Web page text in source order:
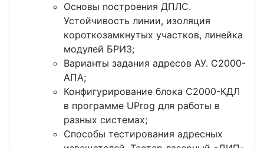
Основы построения ДПЛС.
Устойчивость линии, изоляция
короткозамкнутых участков, линейка
модулей БРИЗ;
Варианты задания адресов АУ. С2000-
АПА;
Конфигурирование блока С2000-КДЛ
в программе UProg для работы в
разных системах;
Способы тестирования адресных